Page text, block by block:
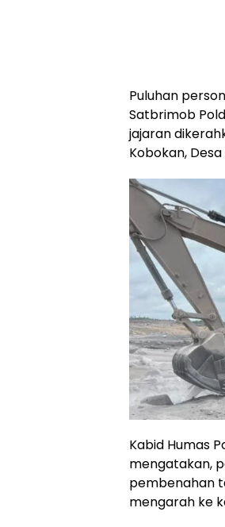
Puluhan
Satbrimob
jajaran
Kobokan,
Kabid Humas
mengatakan,
pembenahan
mengarah ke